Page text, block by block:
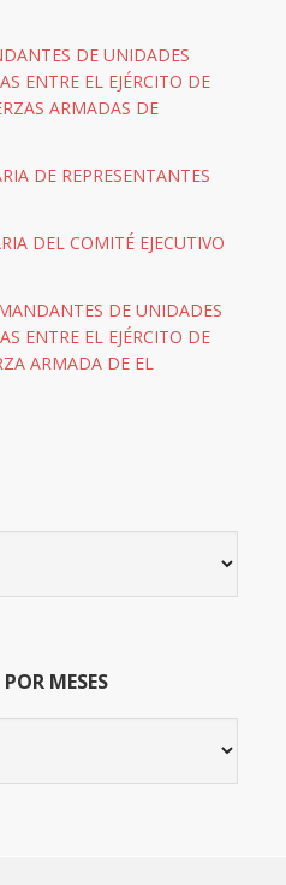
DE UNIDADES
ENTRE EL EJÉRCITO DE
ARMADAS DE
DE REPRESENTANTES
DEL COMITÉ EJECUTIVO
DE UNIDADES
ENTRE EL EJÉRCITO DE
ARMADA DE EL
MESES